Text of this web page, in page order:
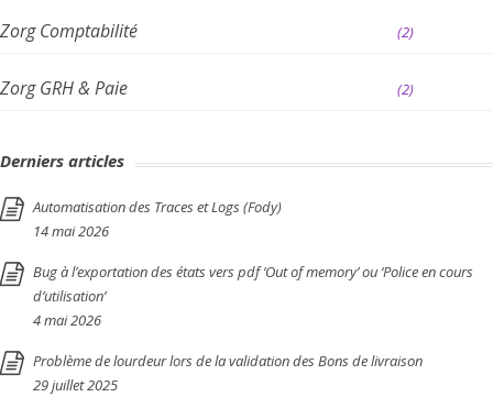
Zorg Comptabilité (2)
Zorg GRH & Paie (2)
Derniers articles
Automatisation des Traces et Logs (Fody)
14 mai 2026
Bug à l’exportation des états vers pdf ‘Out of memory’ ou ‘Police en cours
d’utilisation’
4 mai 2026
Problème de lourdeur lors de la validation des Bons de livraison
29 juillet 2025